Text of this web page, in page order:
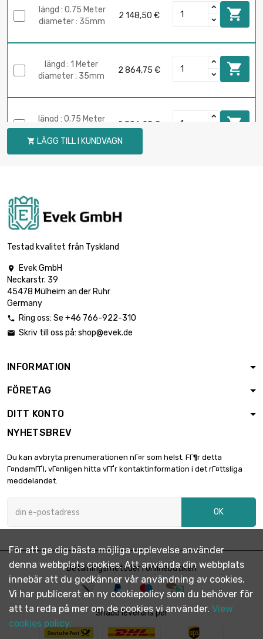
längd : 0.75 Meter
diameter : 35mm
2 148,50 € 
längd : 1 Meter
diameter : 35mm
2 864,75 € 
längd : 0.75 Meter
diameter : 40mm
2 806,25 € 
längd : 0.5 Meter
diameter : 45mm
längd : 0.75 Meter
längd : 0.4 Meter
diameter : 50mm
2 923,13 €
diameter :
längd : 0.5 Meter
diameter :
50.8mm
3 017,50 € 
längd : 0.3 Meter
diameter : 60mm
2 525,63 € 
 LÄGG TILL I KUNDVAGN
Testad kvalitet från Tyskland

Evek GmbH
Neckarstr. 39
45478 Mülheim an der Ruhr
Germany
 Ring oss: Se +46 766-922-310
 Skriv till oss på: shop@evek.de
INFORMATION
FÖRETAG
DITT KONTO
NYHETSBREV
Du kan avbryta prenumerationen nГ¤r som helst. FГ¶r detta
Г¤ndamГҐl, vГ¤nligen hitta vГҐr kontaktinformation i det rГ¤ttsliga
meddelandet.
OK
Betalningsmetoder i onlinebutiken
Snabb leverans per
För att ge dig bästa möjliga upplevelse använder
denna webbplats cookies. Att använda din webbplats
innebär att du godkänner vår användning av cookies.
Vi har publicerat en ny cookiepolicy som du behöver för
att ta reda på mer om de cookies vi använder. View
cookies policy.